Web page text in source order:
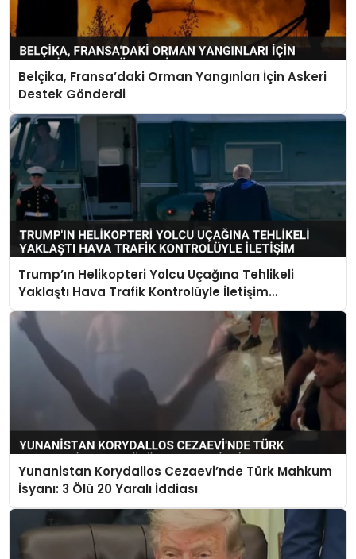
Belçika, Fransa’daki Orman Yangınları İçin Askeri
Destek Gönderdi
Trump’ın Helikopteri Yolcu Uçağına Tehlikeli
Yaklaştı Hava Trafik Kontrolüyle İletişim
Kurulamadı
Yunanistan Korydallos Cezaevi’nde Türk Mahkum
İsyanı: 3 Ölü 20 Yaralı İddiası